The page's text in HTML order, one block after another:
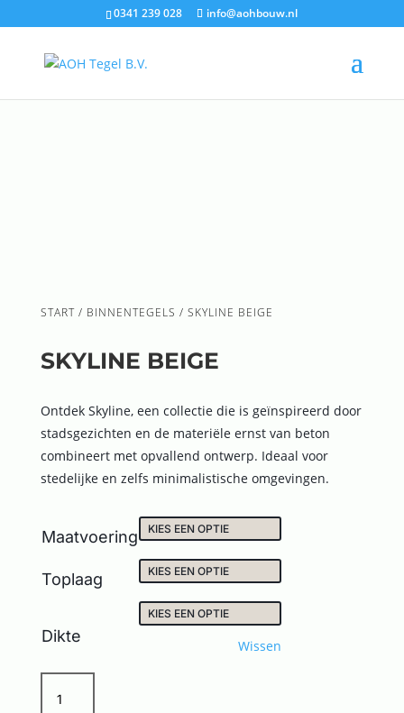
0341 239 028 info@aohbouw.nl
START/ BINNENTEGELS / SKYLINE BEIGE
SKYLINE BEIGE
Ontdek Skyline, een collectie die is geïnspireerd door
stadsgezichten en de materiële ernst van beton
combineert met opvallend ontwerp. Ideaal voor
stedelijke en zelfs minimalistische omgevingen.
Maatvoering
Toplaag
Dikte
Wissen
BEIGE